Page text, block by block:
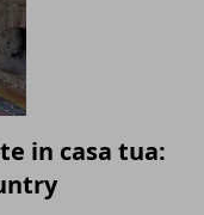
in casa tua: